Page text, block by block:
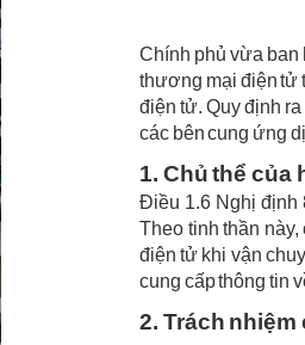
Chính phủ vừa ban
thương mại điện tử
điện tử. Quy định
các bên cung ứng
1. Chủ thể
Điều 1.6 Nghị định
Theo tinh thần
điện tử khi vận
cung cấp thông tin
2. Trách